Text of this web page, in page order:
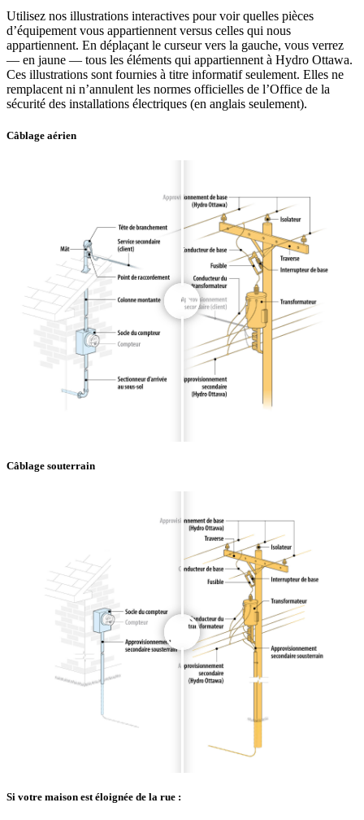
Utilisez nos illustrations interactives pour voir quelles pièces
d’équipement vous appartiennent versus celles qui nous
appartiennent. En déplaçant le curseur vers la gauche, vous verrez
— en jaune — tous les éléments qui appartiennent à Hydro Ottawa.
Ces illustrations sont fournies à titre informatif seulement. Elles ne
remplacent ni n’annulent les normes officielles de l’Office de la
sécurité des installations électriques (en anglais seulement).
Câblage aérien
Câblage souterrain
Si votre maison est éloignée de la rue :